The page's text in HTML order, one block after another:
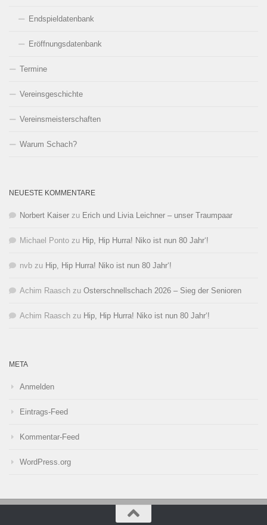
Endspieldatenbank
Eröffnungsdatenbank
Termine
Vereinsgeschichte
Vereinsmeisterschaften
Warum Schach?
NEUESTE KOMMENTARE
Norbert Kaiser zu Erich und Livia Leichner – unser Traumpaar
Michael Ponto zu Hip, Hip Hurra! Niko ist nun 80 Jahr‘!
nvb zu Hip, Hip Hurra! Niko ist nun 80 Jahr‘!
Achim Raasch zu Osterschnellschach 2026 – Sieg der Senioren
Achim Raasch zu Hip, Hip Hurra! Niko ist nun 80 Jahr‘!
META
Anmelden
Eintrags-Feed
Kommentar-Feed
WordPress.org